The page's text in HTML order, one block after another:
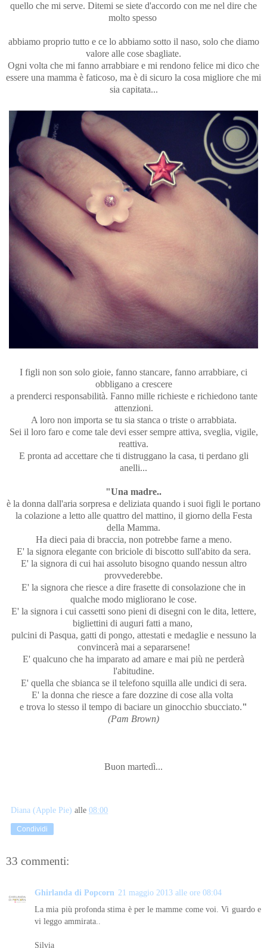
quello che mi serve. Ditemi se siete d'accordo con me nel dire che
molto spesso
abbiamo proprio tutto e ce lo abbiamo sotto il naso, solo che diamo
valore alle cose sbagliate.
Ogni volta che mi fanno arrabbiare e mi rendono felice mi dico che
essere una mamma è faticoso, ma è di sicuro la cosa migliore che mi
sia capitata...
I figli non son solo gioie, fanno stancare, fanno arrabbiare, ci
obbligano a crescere
a prenderci responsabilità. Fanno mille richieste e richiedono tante
attenzioni.
A loro non importa se tu sia stanca o triste o arrabbiata.
Sei il loro faro e come tale devi esser sempre attiva, sveglia, vigile,
reattiva.
E pronta ad accettare che ti distruggano la casa, ti perdano gli
anelli...
"Una madre..
è la donna dall'aria sorpresa e deliziata quando i suoi figli le portano
la colazione a letto alle quattro del mattino, il giorno della Festa
della Mamma.
Ha dieci paia di braccia, non potrebbe farne a meno.
E' la signora elegante con briciole di biscotto sull'abito da sera.
E' la signora di cui hai assoluto bisogno quando nessun altro
provvederebbe.
E' la signora che riesce a dire frasette di consolazione che in
qualche modo migliorano le cose.
E' la signora i cui cassetti sono pieni di disegni con le dita, lettere,
bigliettini di auguri fatti a mano,
pulcini di Pasqua, gatti di pongo, attestati e medaglie e nessuno la
convincerà mai a separarsene!
E' qualcuno che ha imparato ad amare e mai più ne perderà
l'abitudine.
E' quella che sbianca se il telefono squilla alle undici di sera.
E' la donna che riesce a fare dozzine di cose alla volta
e trova lo stesso il tempo di baciare un ginocchio sbucciato."
(Pam Brown)
Buon martedì...
Diana (Apple Pie) alle 08:00
Condividi
33 commenti:
Ghirlanda di Popcorn 21 maggio 2013 alle ore 08:04
La mia più profonda stima è per le mamme come voi. Vi guardo e
vi leggo ammirata..
Silvia